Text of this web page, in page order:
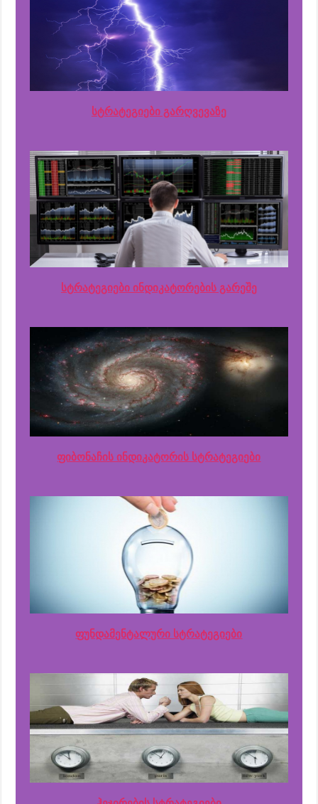
სტრატეგიები გარღვევაზე
სტრატეგიები ინდიკატორების გარეშე
ფიბონაჩის ინდიკატორის სტრატეგიები
ფუნდამენტალური სტრატეგიები